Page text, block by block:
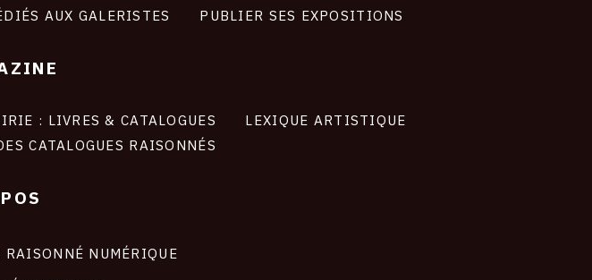
AUX GALERISTES PUBLIER SES EXPOSITIONS
: LIVRES & CATALOGUES
LEXIQUE ARTISTIQUE
CATALOGUES RAISONNÉS
RAISONNÉ NUMÉRIQUE